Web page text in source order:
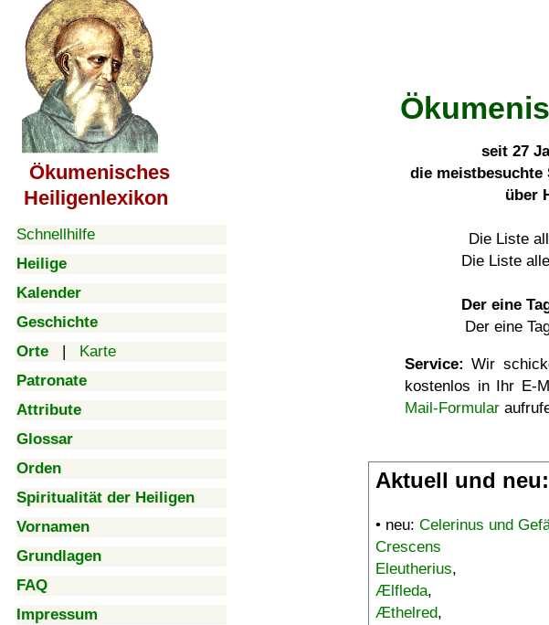
Ökumenisches
Heiligenlexikon
Schnellhilfe
Heilige
Kalender
Geschichte
Orte | Karte
Patronate
Attribute
Glossar
Orden
Spiritualität der Heiligen
Vornamen
Grundlagen
FAQ
Impressum
seit 27
die meistbesuchte
über
Die Liste
Die Liste
Der eine
Der eine
Service: Wir
kostenlos in Ihr E-
Mail-Formular
Aktuell und neu:
• neu: Celerinus und
Crescens
Eleutherius,
Ælfleda,
Æthelred,